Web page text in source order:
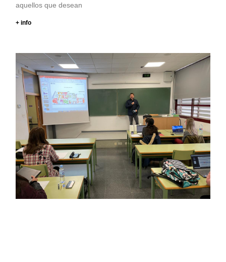
aquellos que desean
+ info